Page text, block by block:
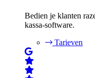
Bedien je klanten
kassa-software.
Tarieven